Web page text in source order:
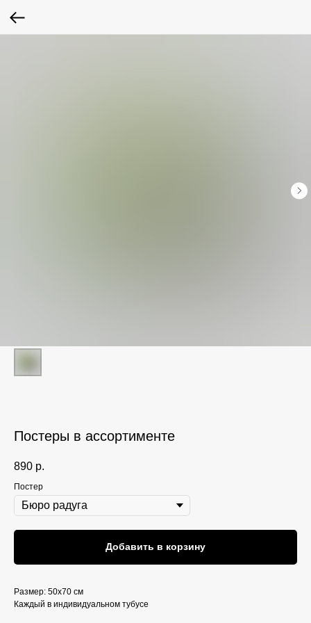
Постеры в ассортименте
890 р.
Постер
Добавить в корзину
Размер: 50х70 см
Каждый в индивидуальном тубусе